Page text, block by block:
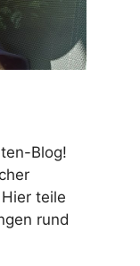
Blog!
teile
rund